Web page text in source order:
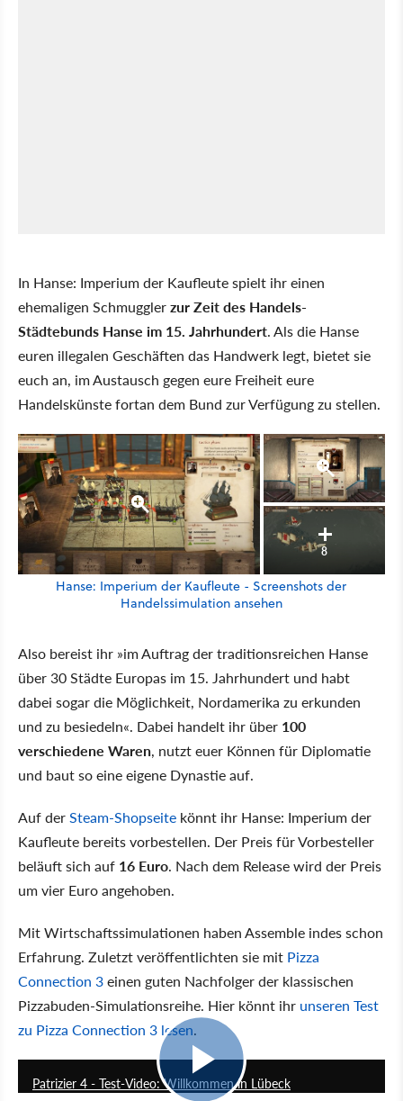
In Hanse: Imperium der Kaufleute spielt ihr einen
ehemaligen Schmugglerzur Zeit des Handels-
Städtebunds Hanse im 15. Jahrhundert. Als die Hanse
euren illegalen Geschäften das Handwerk legt, bietet sie
euch an, im Austausch gegen eure Freiheit eure
Handelskünste fortan dem Bund zur Verfügung zu stellen.
8
Hanse: Imperium der Kaufleute - Screenshots der
Handelssimulation ansehen
Also bereist ihr »im Auftrag der traditionsreichen Hanse
über 30 Städte Europas im 15. Jahrhundert und habt
dabei sogar die Möglichkeit, Nordamerika zu erkunden
und zu besiedeln«. Dabei handelt ihr über 100
verschiedene Waren, nutzt euer Können für Diplomatie
und baut so eine eigene Dynastie auf.
Auf derSteam-Shopseite könnt ihr Hanse: Imperium der
Kaufleute bereits vorbestellen. Der Preis für Vorbesteller
beläuft sich auf 16 Euro. Nach dem Release wird der Preis
um vier Euro angehoben.
Mit Wirtschaftssimulationen haben Assemble indes schon
Erfahrung. Zuletzt veröffentlichten sie mit Pizza
Connection 3einen guten Nachfolger der klassischen
Pizzabuden-Simulationsreihe. Hier könnt ihr unseren Test
zu Pizza Connection 3 lesen.
Patrizier 4 - Test-Video: Willkommen in Lübeck